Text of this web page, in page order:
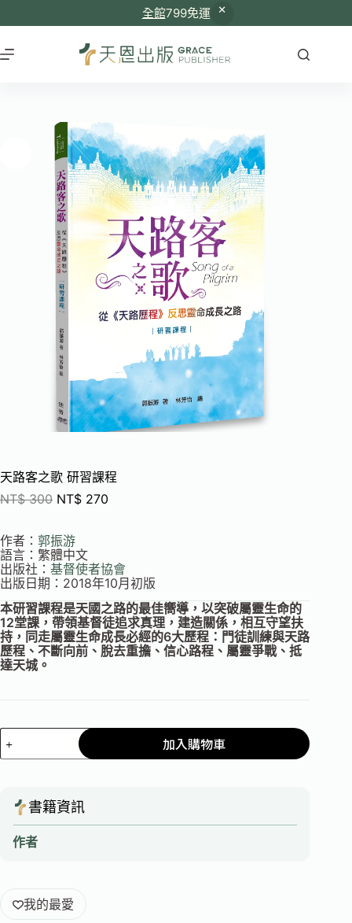
全館799免運
天路客之歌 研習課程
NT$300 NT$ 270
作者： 郭振游
語言：繁體中文
出版社： 基督使者協會
出版日期：2018年10月初版
本研習課程是天國之路的最佳嚮導，以突破屬靈生命的
12堂課，帶領基督徒追求真理，建造關係，相互守望扶
持，同走屬靈生命成長必經的6大歷程：門徒訓練與天路
歷程、不斷向前、脫去重擔、信心路程、屬靈爭戰、抵
達天城。
加入購物車
書籍資訊
作者
我的最愛